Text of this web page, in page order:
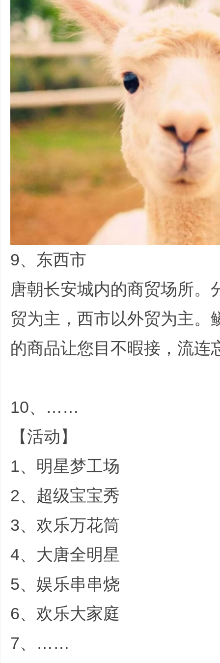
9、东西市
唐朝长安城内的商贸场所。
贸为主，西市以外贸为主。
的商品让您目不暇接，流连
10、……
【活动】
1、明星梦工场
2、超级宝宝秀
3、欢乐万花筒
4、大唐全明星
5、娱乐串串烧
6、欢乐大家庭
7、……